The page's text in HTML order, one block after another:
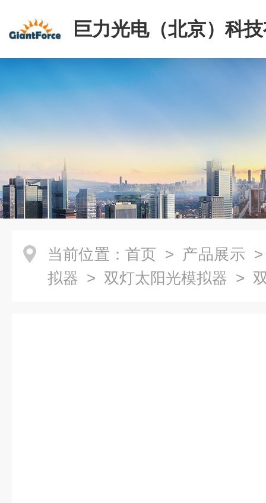
巨力光电（北京）科
司
当前位置： 首页 > 产品展示
拟器 > 双灯太阳光模拟器 >